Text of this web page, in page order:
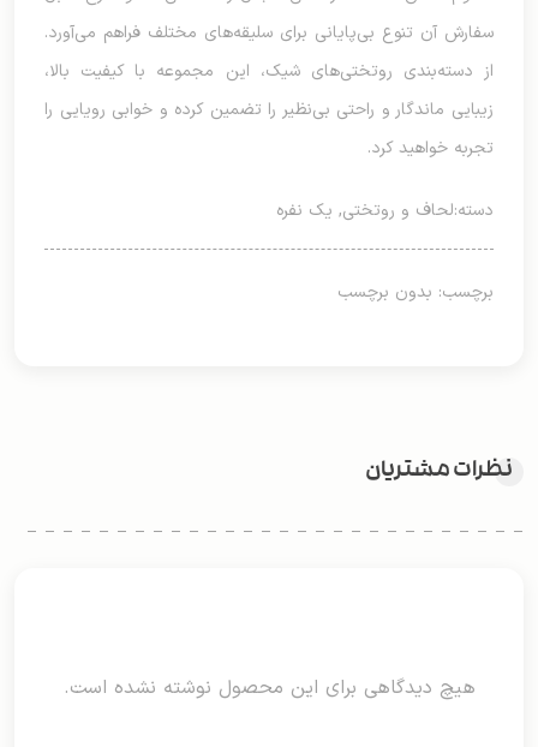
سفارش آن تنوع بی‌پایانی برای سلیقه‌های مختلف فراهم می‌آورد.
از دسته‌بندی روتختی‌های شیک، این مجموعه با کیفیت بالا،
زیبایی ماندگار و راحتی بی‌نظیر را تضمین کرده و خوابی رویایی را
تجربه خواهید کرد.
دسته:لحاف و روتختی, یک نفره
برچسب: بدون برچسب
نظرات مشتریان
هیچ دیدگاهی برای این محصول نوشته نشده است.